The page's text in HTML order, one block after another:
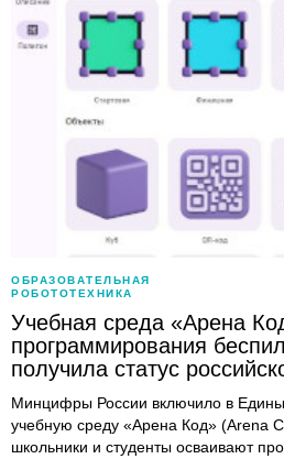
ОБРАЗОВАТЕЛЬНАЯ
РОБОТОТЕХНИКА
Учебная среда «Арена
программирования
получила статус
Минцифры России включило в
учебную среду «Арена Код» (Arena
школьники и студенты осваивают